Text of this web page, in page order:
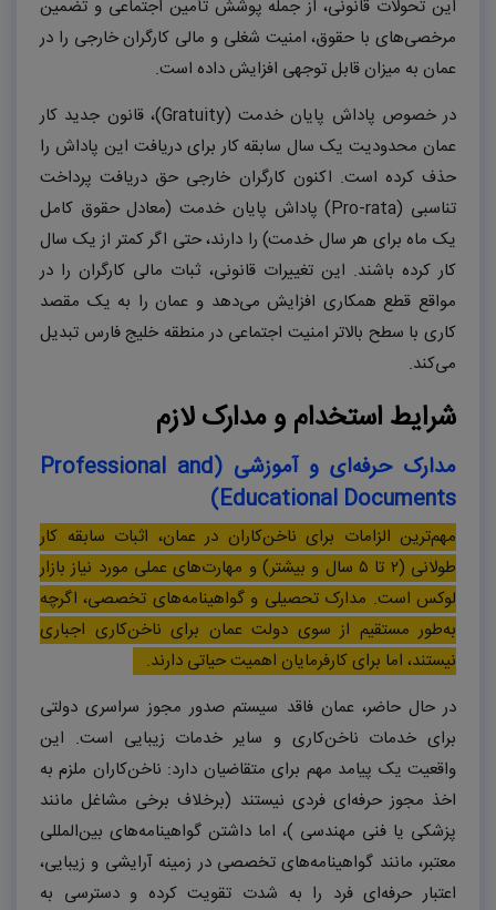
این تحولات قانونی، از جمله پوشش تأمین اجتماعی و تضمین
مرخصی‌های با حقوق، امنیت شغلی و مالی کارگران خارجی را در
عمان به میزان قابل توجهی افزایش داده است.
در خصوص پاداش پایان خدمت (Gratuity)، قانون جدید کار
عمان محدودیت یک سال سابقه کار برای دریافت این پاداش را
حذف کرده است. اکنون کارگران خارجی حق دریافت پرداخت
تناسبی (Pro-rata) پاداش پایان خدمت (معادل حقوق کامل
یک ماه برای هر سال خدمت) را دارند، حتی اگر کمتر از یک سال
کار کرده باشند. این تغییرات قانونی، ثبات مالی کارگران را در
مواقع قطع همکاری افزایش می‌دهد و عمان را به یک مقصد
کاری با سطح بالاتر امنیت اجتماعی در منطقه خلیج فارس تبدیل
می‌کند.
شرایط استخدام و مدارک لازم
مدارک حرفه‌ای و آموزشی (Professional and
Educational Documents
)
مهم‌ترین الزامات برای ناخن‌کاران در عمان، اثبات سابقه کار
طولانی (۲ تا ۵ سال و بیشتر) و مهارت‌های عملی مورد نیاز بازار
لوکس است. مدارک تحصیلی و گواهینامه‌های تخصصی، اگرچه
به‌طور مستقیم از سوی دولت عمان برای ناخن‌کاری اجباری
نیستند، اما برای کارفرمایان اهمیت حیاتی دارند.
در حال حاضر، عمان فاقد سیستم صدور مجوز سراسری دولتی
برای خدمات ناخن‌کاری و سایر خدمات زیبایی است. این
واقعیت یک پیامد مهم برای متقاضیان دارد: ناخن‌کاران ملزم به
اخذ مجوز حرفه‌ای فردی نیستند (برخلاف برخی مشاغل مانند
پزشکی یا فنی مهندسی )، اما داشتن گواهینامه‌های بین‌المللی
معتبر، مانند گواهینامه‌های تخصصی در زمینه آرایشی و زیبایی،
اعتبار حرفه‌ای فرد را به شدت تقویت کرده و دسترسی به